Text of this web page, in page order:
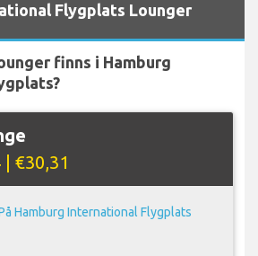
Flygplats Lounger
finns i Hamburg
€30,31